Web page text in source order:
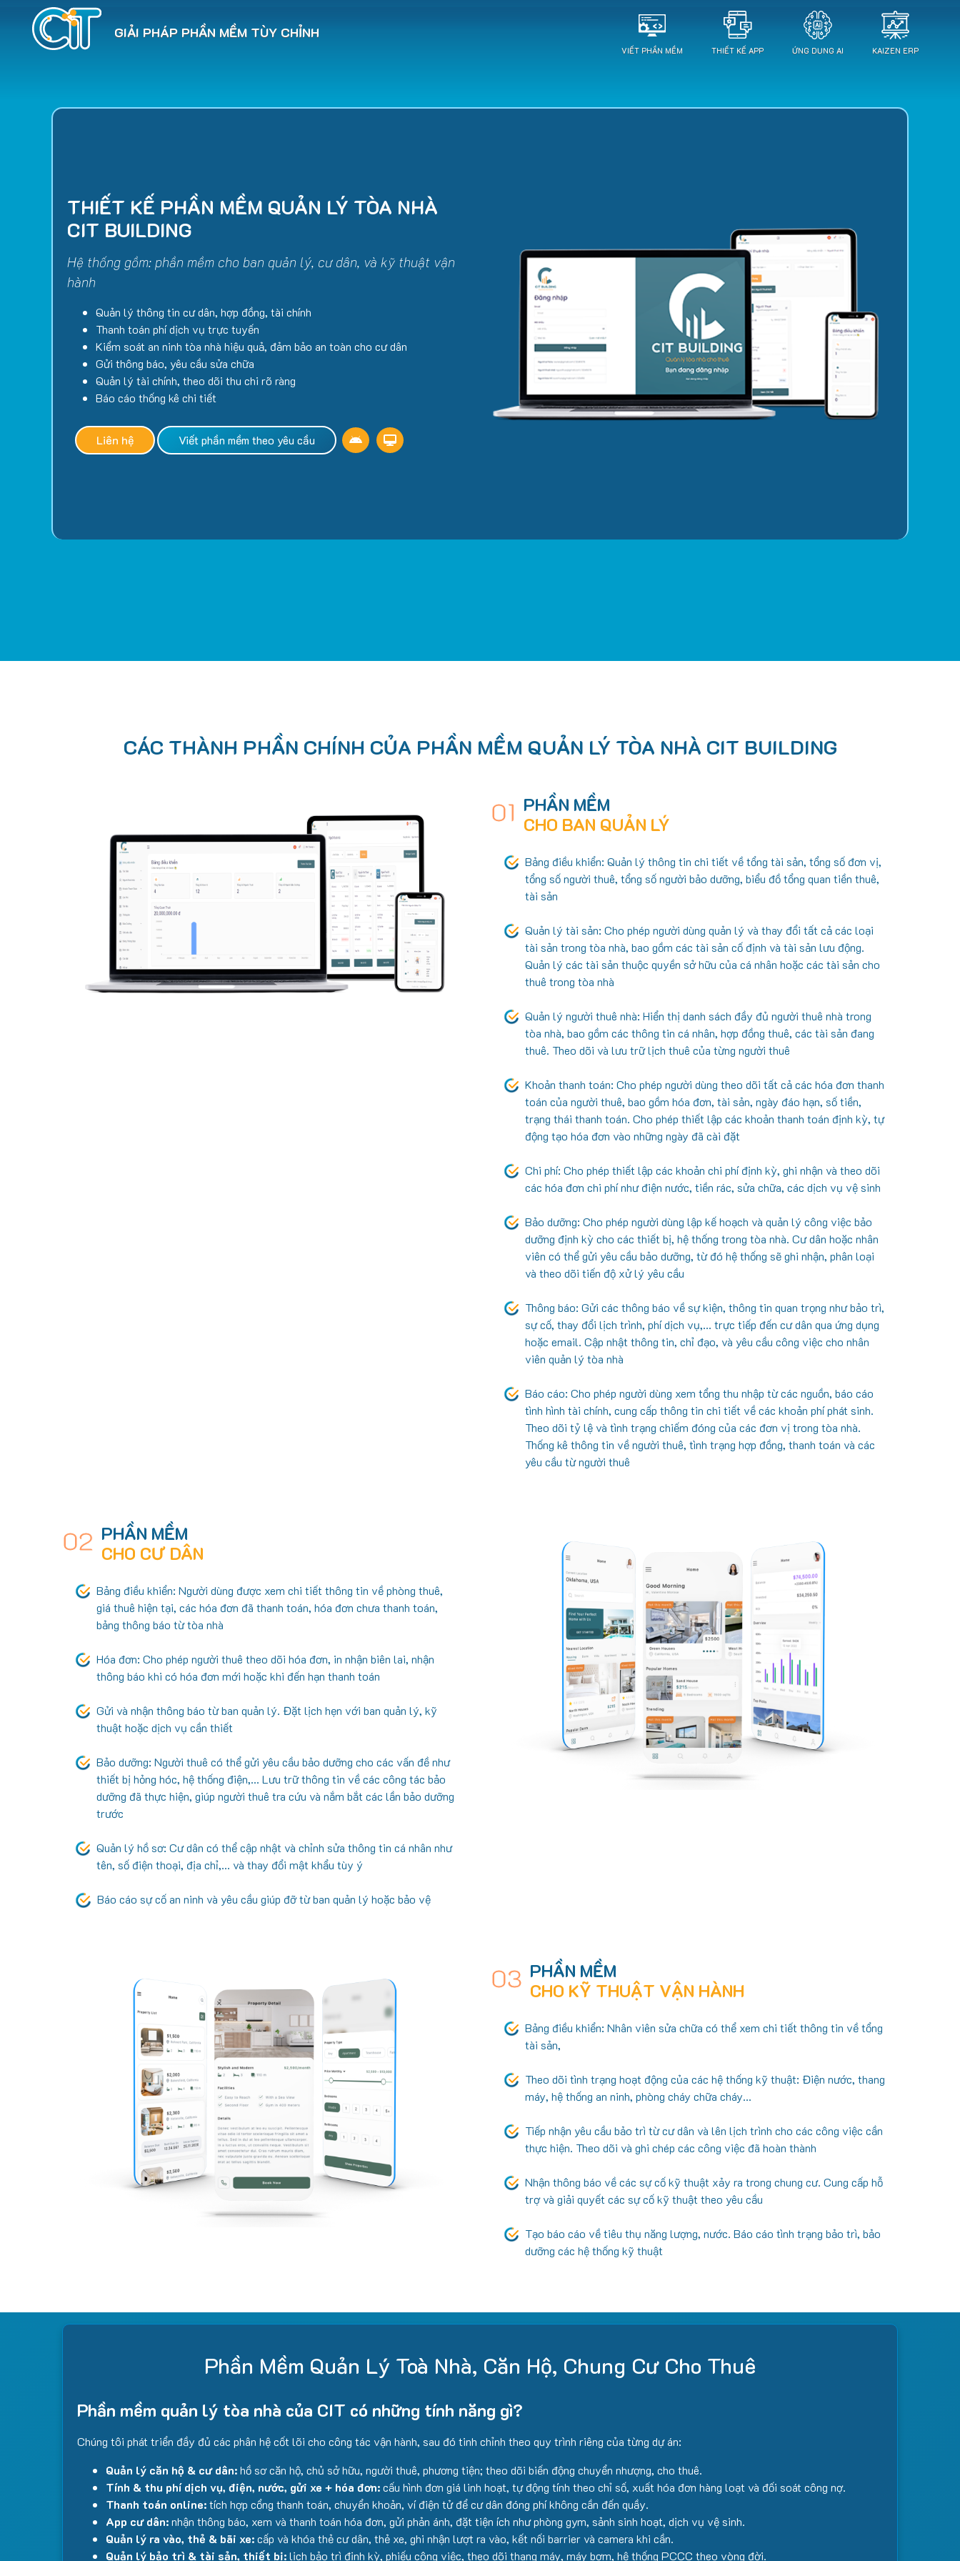
GIẢI PHÁP PHẦN MỀM TÙY CHỈNH
VIẾT PHẦN MỀM THIẾT KẾ APP ỨNG DỤNG AI KAIZEN ERP
THIẾT KẾ PHẦN MỀM QUẢN LÝ TÒA NHÀ
CIT BUILDING
Hệ thống gồm: phần mềm cho ban quản lý, cư dân, và kỹ thuật vận
hành
Quản lý thông tin cư dân, hợp đồng, tài chính
Thanh toán phí dịch vụ trực tuyến
Kiểm soát an ninh tòa nhà hiệu quả, đảm bảo an toàn cho cư dân
Gửi thông báo, yêu cầu sửa chữa
Quản lý tài chính, theo dõi thu chi rõ ràng
Báo cáo thống kê chi tiết
Liên hệ Viết phần mềm theo yêu cầu
CÁC THÀNH PHẦN CHÍNH CỦA PHẦN MỀM QUẢN LÝ TÒA NHÀ CIT BUILDING
01 PHẦN MỀM
CHO BAN QUẢN LÝ
Bảng điều khiển: Quản lý thông tin chi tiết về tổng tài sản, tổng số đơn vị,
tổng số người thuê, tổng số người bảo dưỡng, biểu đồ tổng quan tiền thuê,
tài sản
Quản lý tài sản: Cho phép người dùng quản lý và thay đổi tất cả các loại
tài sản trong tòa nhà, bao gồm các tài sản cố định và tài sản lưu động.
Quản lý các tài sản thuộc quyền sở hữu của cá nhân hoặc các tài sản cho
thuê trong tòa nhà
Quản lý người thuê nhà: Hiển thị danh sách đầy đủ người thuê nhà trong
tòa nhà, bao gồm các thông tin cá nhân, hợp đồng thuê, các tài sản đang
thuê. Theo dõi và lưu trữ lịch thuê của từng người thuê
Khoản thanh toán: Cho phép người dùng theo dõi tất cả các hóa đơn thanh
toán của người thuê, bao gồm hóa đơn, tài sản, ngày đáo hạn, số tiền,
trạng thái thanh toán. Cho phép thiết lập các khoản thanh toán định kỳ, tự
động tạo hóa đơn vào những ngày đã cài đặt
Chi phí: Cho phép thiết lập các khoản chi phí định kỳ, ghi nhận và theo dõi
các hóa đơn chi phí như điện nước, tiền rác, sửa chữa, các dịch vụ vệ sinh
Bảo dưỡng: Cho phép người dùng lập kế hoạch và quản lý công việc bảo
dưỡng định kỳ cho các thiết bị, hệ thống trong tòa nhà. Cư dân hoặc nhân
viên có thể gửi yêu cầu bảo dưỡng, từ đó hệ thống sẽ ghi nhận, phân loại
và theo dõi tiến độ xử lý yêu cầu
Thông báo: Gửi các thông báo về sự kiện, thông tin quan trọng như bảo trì,
sự cố, thay đổi lịch trình, phí dịch vụ,... trực tiếp đến cư dân qua ứng dụng
hoặc email. Cập nhật thông tin, chỉ đạo, và yêu cầu công việc cho nhân
viên quản lý tòa nhà
Báo cáo: Cho phép người dùng xem tổng thu nhập từ các nguồn, báo cáo
tình hình tài chính, cung cấp thông tin chi tiết về các khoản phí phát sinh.
Theo dõi tỷ lệ và tình trạng chiếm đóng của các đơn vị trong tòa nhà.
Thống kê thông tin về người thuê, tình trạng hợp đồng, thanh toán và các
yêu cầu từ người thuê
02 PHẦN MỀM
CHO CƯ DÂN
Bảng điều khiển: Người dùng được xem chi tiết thông tin về phòng thuê,
giá thuê hiện tại, các hóa đơn đã thanh toán, hóa đơn chưa thanh toán,
bảng thông báo từ tòa nhà
Hóa đơn: Cho phép người thuê theo dõi hóa đơn, in nhận biên lai, nhận
thông báo khi có hóa đơn mới hoặc khi đến hạn thanh toán
Gửi và nhận thông báo từ ban quản lý. Đặt lịch hẹn với ban quản lý, kỹ
thuật hoặc dịch vụ cần thiết
Bảo dưỡng: Người thuê có thể gửi yêu cầu bảo dưỡng cho các vấn đề như
thiết bị hỏng hóc, hệ thống điện,... Lưu trữ thông tin về các công tác bảo
dưỡng đã thực hiện, giúp người thuê tra cứu và nắm bắt các lần bảo dưỡng
trước
Quản lý hồ sơ: Cư dân có thể cập nhật và chỉnh sửa thông tin cá nhân như
tên, số điện thoại, địa chỉ,... và thay đổi mật khẩu tùy ý
Báo cáo sự cố an ninh và yêu cầu giúp đỡ từ ban quản lý hoặc bảo vệ
03 PHẦN MỀM
CHO KỸ THUẬT VẬN HÀNH
Bảng điều khiển: Nhân viên sửa chữa có thể xem chi tiết thông tin về tổng
tài sản,
Theo dõi tình trạng hoạt động của các hệ thống kỹ thuật: Điện nước, thang
máy, hệ thống an ninh, phòng cháy chữa cháy...
Tiếp nhận yêu cầu bảo trì từ cư dân và lên lịch trình cho các công việc cần
thực hiện. Theo dõi và ghi chép các công việc đã hoàn thành
Nhận thông báo về các sự cố kỹ thuật xảy ra trong chung cư. Cung cấp hỗ
trợ và giải quyết các sự cố kỹ thuật theo yêu cầu
Tạo báo cáo về tiêu thụ năng lượng, nước. Báo cáo tình trạng bảo trì, bảo
dưỡng các hệ thống kỹ thuật
Phần Mềm Quản Lý Toà Nhà, Căn Hộ, Chung Cư Cho Thuê
Phần mềm quản lý tòa nhà của CIT có những tính năng gì?
Chúng tôi phát triển đầy đủ các phân hệ cốt lõi cho công tác vận hành, sau đó tinh chỉnh theo quy trình riêng của từng dự án:
Quản lý căn hộ & cư dân:hồ sơ căn hộ, chủ sở hữu, người thuê, phương tiện; theo dõi biến động chuyển nhượng, cho thuê.
Tính & thu phí dịch vụ, điện, nước, gửi xe + hóa đơn:cấu hình đơn giá linh hoạt, tự động tính theo chỉ số, xuất hóa đơn hàng loạt và đối soát công nợ.
Thanh toán online:tích hợp cổng thanh toán, chuyển khoản, ví điện tử để cư dân đóng phí không cần đến quầy.
App cư dân:nhận thông báo, xem và thanh toán hóa đơn, gửi phản ánh, đặt tiện ích như phòng gym, sảnh sinh hoạt, dịch vụ vệ sinh.
Quản lý ra vào, thẻ & bãi xe:cấp và khóa thẻ cư dân, thẻ xe, ghi nhận lượt ra vào, kết nối barrier và camera khi cần.
Quản lý bảo trì & tài sản, thiết bị:lịch bảo trì định kỳ, phiếu công việc, theo dõi thang máy, máy bơm, hệ thống PCCC theo vòng đời.